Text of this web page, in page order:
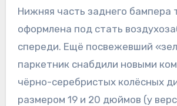
Нижняя часть заднего бампера
оформлена под стать
спереди. Ещё посвежевший
паркетник снабдили новыми
чёрно-серебристых колёсных
размером 19 и 20 дюймов (у